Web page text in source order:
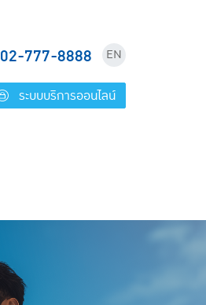
02-777-8888 EN
ระบบบริการออนไลน์